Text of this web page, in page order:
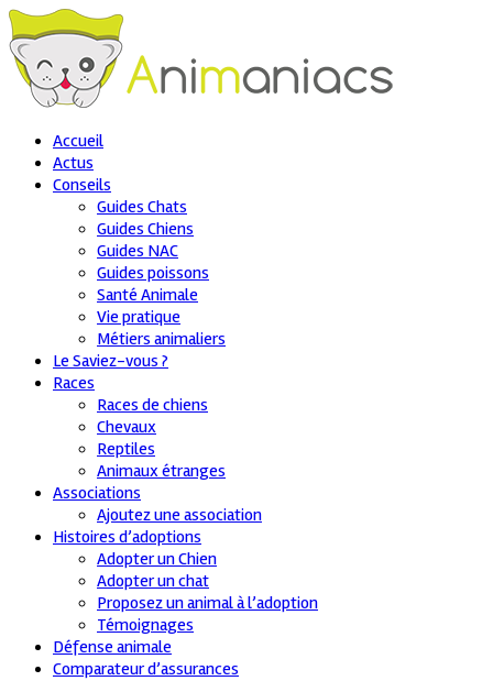
Accueil
Actus
Conseils
Guides Chats
Guides Chiens
Guides NAC
Guides poissons
Santé Animale
Vie pratique
Métiers animaliers
Le Saviez-vous ?
Races
Races de chiens
Chevaux
Reptiles
Animaux étranges
Associations
Ajoutez une association
Histoires d’adoptions
Adopter un Chien
Adopter un chat
Proposez un animal à l’adoption
Témoignages
Défense animale
Comparateur d’assurances